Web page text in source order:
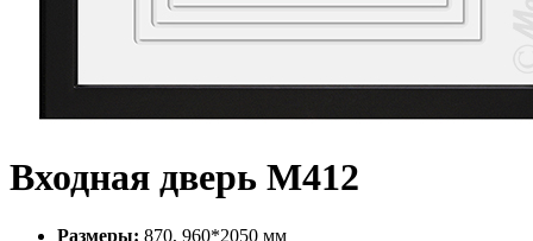
Входная дверь М412
Размеры: 870, 960*2050 мм